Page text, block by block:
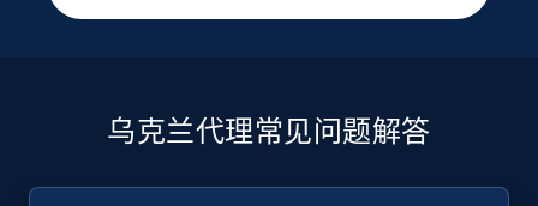
乌克兰代理常见问题解答